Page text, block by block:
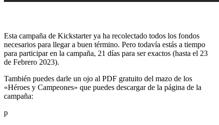
Esta campaña de Kickstarter ya ha recolectado todos los fondos
necesarios para llegar a buen término. Pero todavía estás a tiempo
para participar en la campaña, 21 días para ser exactos (hasta el 23
de Febrero 2023).
También puedes darle un ojo al PDF gratuito del mazo de los
«Héroes y Campeones» que puedes descargar de la página de la
campaña:
p